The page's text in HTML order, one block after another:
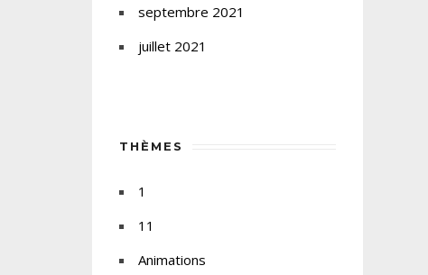
septembre 2021
juillet 2021
THÈMES
1
11
Animations